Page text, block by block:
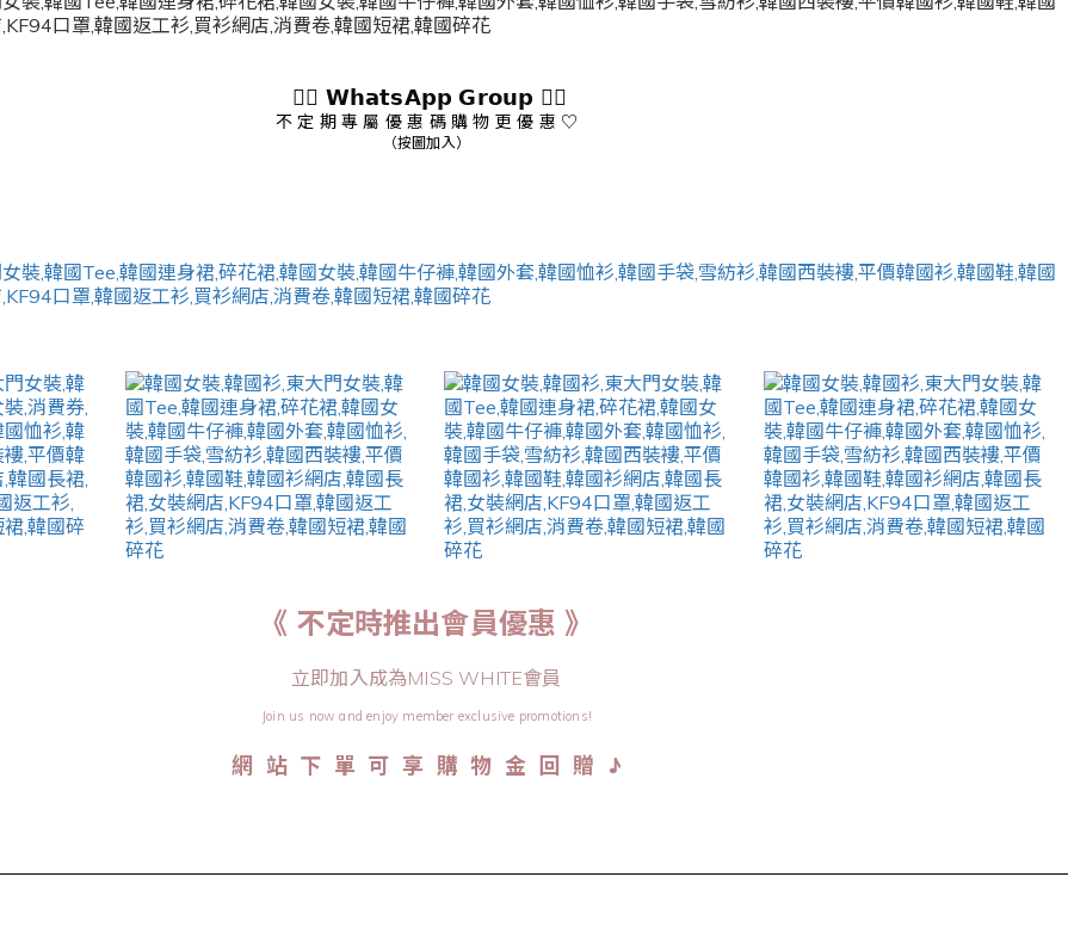
👇🏻 𝗪𝗵𝗮𝘁𝘀𝗔𝗽𝗽 𝗚𝗿𝗼𝘂𝗽 👇🏻
不 定 期 專 屬 優 惠 碼 購 物 更 優 惠 ♡
（按圖加入）
《 不定時推出會員優惠 》
立即加入成為MISS WHITE會員
Join us now and enjoy member exclusive promotions!
網 站 下 單 可 享 購 物 金 回 贈 ♪